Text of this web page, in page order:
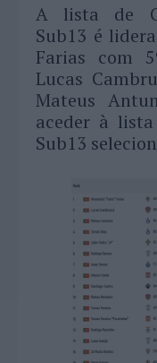
A lista de
Sub13 é
Farias com
Lucas
Mateus
aceder à
Sub13